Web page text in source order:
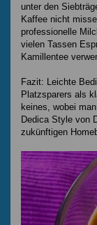
unter den
Kaffee nicht
professionelle
vielen Tassen
Kamillentee
Fazit: Leichte
Platzsparers als
keines, wobei
Dedica Style von
zukünftigen